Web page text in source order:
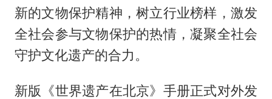
新的文物保护精神，树立行业榜样，激发
全社会参与文物保护的热情，凝聚全社会
守护文化遗产的合力。
新版《世界遗产在北京》手册正式对外发